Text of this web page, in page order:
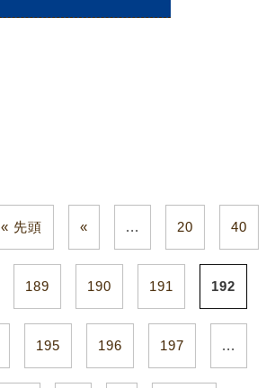
« 先頭 « ... 20 40
189 190 191 192
195 196 197 ...